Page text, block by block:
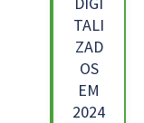
TALI
ZAD
OS
EM
2024